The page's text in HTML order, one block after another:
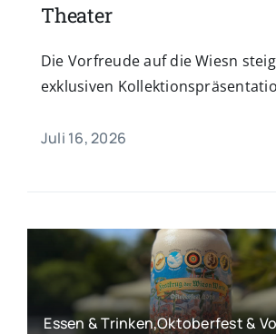
Theater
Die Vorfreude auf die Wiesn
exklusiven
Juli 16, 2026
Essen & Trinken,Oktoberfest &